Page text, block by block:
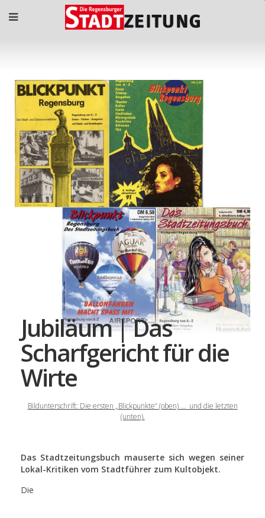
Jubiläum | Das
Scharfgericht für die
Wirte
Bildunterschrift: Die ersten „Blickpunkte“ (oben) ... und die letzten
(unten).
Das Stadtzeitungsbuch mauserte sich wegen seiner
Lokal-Kritiken vom Stadtführer zum Kultobjekt.
Die